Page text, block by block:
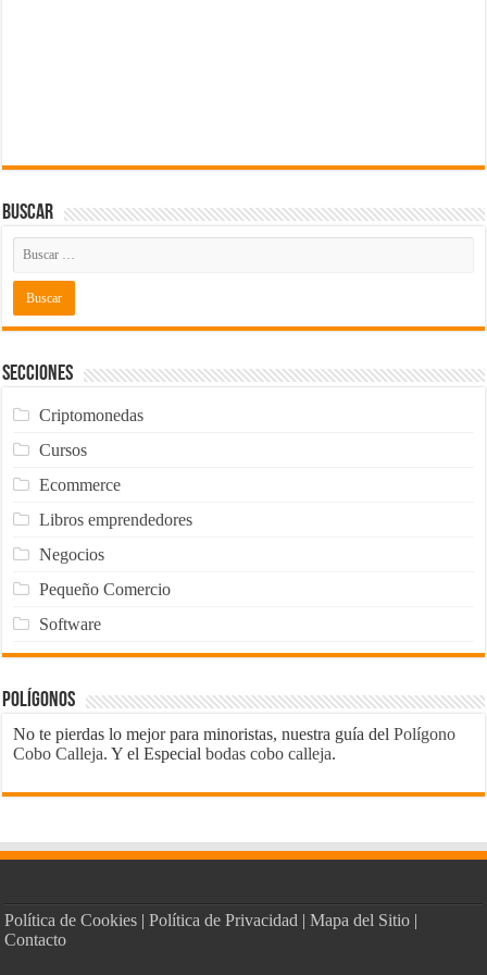
Buscar
Secciones
Criptomonedas
Cursos
Ecommerce
Libros emprendedores
Negocios
Pequeño Comercio
Software
Polígonos
No te pierdas lo mejor para minoristas, nuestra guía delPolígono
Cobo Calleja. Y el Especialbodas cobo calleja.
Política de Cookies |Política de Privacidad |Mapa del Sitio |
Contacto